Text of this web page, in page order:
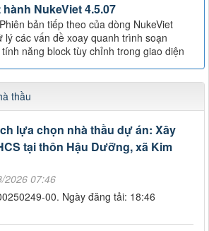
NukeViet 4.5.07
bản tiếp theo của dòng NukeViet
lý các vấn đề xoay quanh trình soạn
năng block tùy chỉnh trong giao diện
thầu
lựa chọn nhà thầu dự án: Xây
tại thôn Hậu Dưỡng, xã Kim
2026 07:46
00. Ngày đăng tải: 18:46